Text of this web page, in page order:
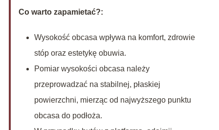
Co warto zapamietać?:
Wysokość obcasa wpływa na komfort, zdrowie
stóp oraz estetykę obuwia.
Pomiar wysokości obcasa należy
przeprowadzać na stabilnej, płaskiej
powierzchni, mierząc od najwyższego punktu
obcasa do podłoża.